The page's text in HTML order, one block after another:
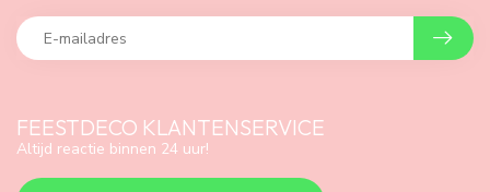
FEESTDECO KLANTENSERVICE
Altijd reactie binnen 24 uur!